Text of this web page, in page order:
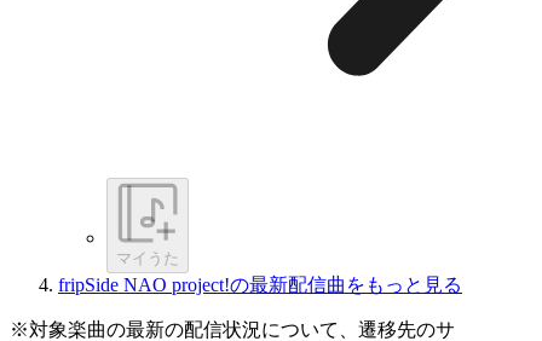
マイうた
fripSide NAO project!の最新配信曲をもっと見る
※対象楽曲の最新の配信状況について、遷移先のサ